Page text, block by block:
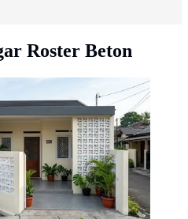
Roster Beton
Beton. [AI Generated]